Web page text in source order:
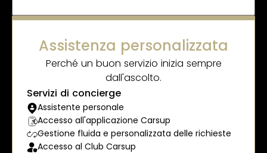
Assistenza personalizzata
Perché un buon servizio inizia sempre
dall'ascolto.
Servizi di concierge
Assistente personale
Accesso all'applicazione Carsup
Gestione fluida e personalizzata delle richieste
Accesso al Club Carsup